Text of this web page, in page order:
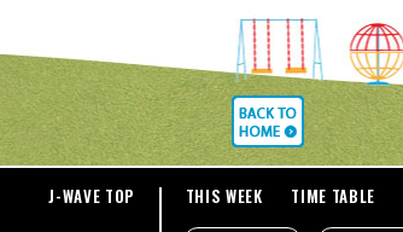
J-WAVE TOP THIS WEEK TIME TABLE